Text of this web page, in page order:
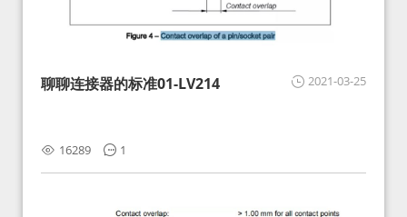
2021-03-25
聊聊连接器的标准01-LV214
16289 1